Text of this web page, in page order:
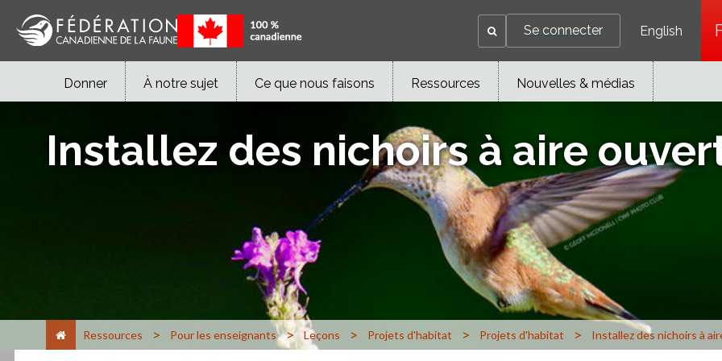
Se connecter English
Donner À notre sujet Ce que nous faisons Ressources Nouvelles & médias
Installez des nichoirs à aire
Ressources > Pour les enseignants > Leçons > Projets d'habitat > Projets d'habitat > Installez des nichoirs à